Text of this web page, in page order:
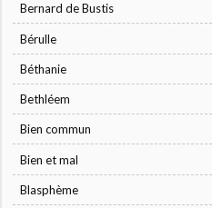
Bernard de Bustis
Bérulle
Béthanie
Bethléem
Bien commun
Bien et mal
Blasphème